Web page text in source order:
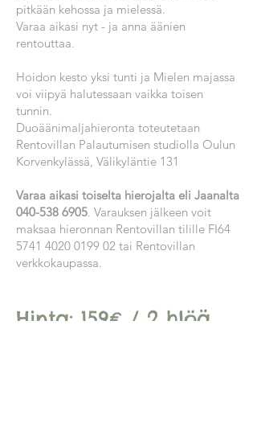
pitkään kehossa ja mielessä.
Varaa aikasi nyt - ja anna äänien
rentouttaa.
Hoidon kesto yksi tunti ja Mielen majassa
voi viipyä halutessaan vaikka toisen
tunnin.
Duoäänimaljahieronta toteutetaan
Rentovillan Palautumisen studiolla Oulun
Korvenkylässä, Välikyläntie 131
Varaa aikasi toiselta hierojalta eli Jaanalta
040-538 6905. Varauksen jälkeen voit
maksaa hieronnan Rentovillan tilille FI64
5741 4020 0199 02 tai Rentovillan
verkkokaupassa.
Hinta: 159€ / 2 hlöä